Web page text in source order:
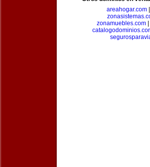
areahogar.com|
zonamuebles.com|